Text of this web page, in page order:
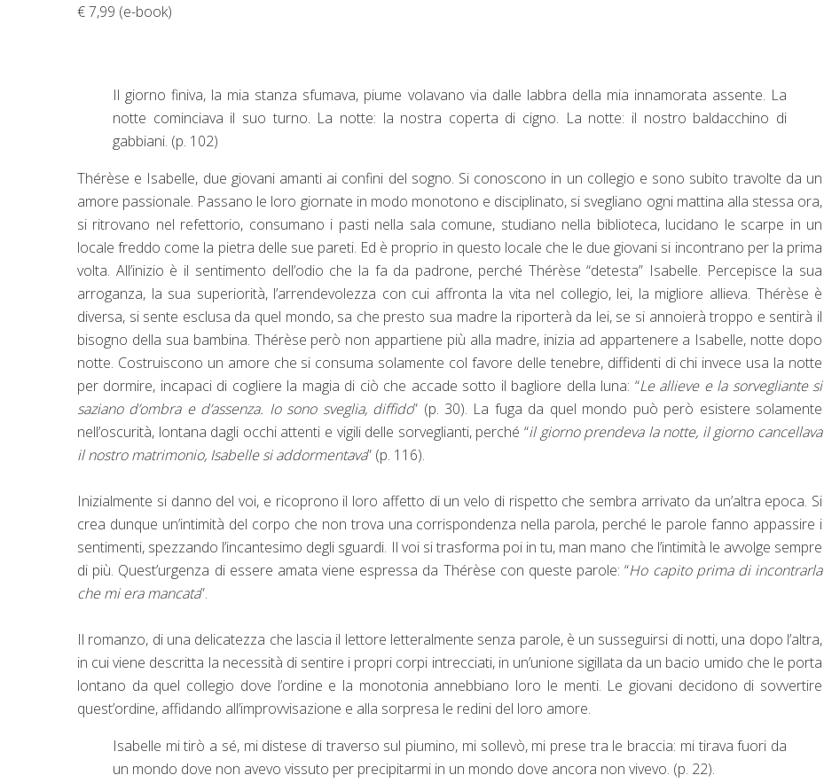
€ 7,99 (e-book)
Il giorno finiva, la mia stanza sfumava, piume volavano via dalle labbra della mia innamorata assente. La
notte cominciava il suo turno. La notte: la nostra coperta di cigno. La notte: il nostro baldacchino di
gabbiani. (p. 102)
Thérèse e Isabelle, due giovani amanti ai confini del sogno. Si conoscono in un collegio e sono subito travolte da un
amore passionale. Passano le loro giornate in modo monotono e disciplinato, si svegliano ogni mattina alla stessa ora,
si ritrovano nel refettorio, consumano i pasti nella sala comune, studiano nella biblioteca, lucidano le scarpe in un
locale freddo come la pietra delle sue pareti. Ed è proprio in questo locale che le due giovani si incontrano per la prima
volta. All’inizio è il sentimento dell’odio che la fa da padrone, perché Thérèse “detesta” Isabelle. Percepisce la sua
arroganza, la sua superiorità, l’arrendevolezza con cui affronta la vita nel collegio, lei, la migliore allieva. Thérèse è
diversa, si sente esclusa da quel mondo, sa che presto sua madre la riporterà da lei, se si annoierà troppo e sentirà il
bisogno della sua bambina. Thérèse però non appartiene più alla madre, inizia ad appartenere a Isabelle, notte dopo
notte. Costruiscono un amore che si consuma solamente col favore delle tenebre, diffidenti di chi invece usa la notte
per dormire, incapaci di cogliere la magia di ciò che accade sotto il bagliore della luna: “Le allieve e la sorvegliante si
saziano d’ombra e d’assenza. Io sono sveglia, diffido” (p. 30). La fuga da quel mondo può però esistere solamente
nell’oscurità, lontana dagli occhi attenti e vigili delle sorveglianti, perché “il giorno prendeva la notte, il giorno cancellava
il nostro matrimonio, Isabelle si addormentava” (p. 116).
Inizialmente si danno del voi, e ricoprono il loro affetto di un velo di rispetto che sembra arrivato da un’altra epoca. Si
crea dunque un’intimità del corpo che non trova una corrispondenza nella parola, perché le parole fanno appassire i
sentimenti, spezzando l’incantesimo degli sguardi. Il voi si trasforma poi in tu, man mano che l’intimità le avvolge sempre
di più. Quest’urgenza di essere amata viene espressa da Thérèse con queste parole: “Ho capito prima di incontrarla
che mi era mancata”.
Il romanzo, di una delicatezza che lascia il lettore letteralmente senza parole, è un susseguirsi di notti, una dopo l’altra,
in cui viene descritta la necessità di sentire i propri corpi intrecciati, in un’unione sigillata da un bacio umido che le porta
lontano da quel collegio dove l’ordine e la monotonia annebbiano loro le menti. Le giovani decidono di sovvertire
quest’ordine, affidando all’improvvisazione e alla sorpresa le redini del loro amore.
Isabelle mi tirò a sé, mi distese di traverso sul piumino, mi sollevò, mi prese tra le braccia: mi tirava fuori da
un mondo dove non avevo vissuto per precipitarmi in un mondo dove ancora non vivevo. (p. 22).